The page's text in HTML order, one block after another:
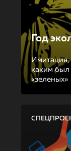
Год
каким был
«зеленых»